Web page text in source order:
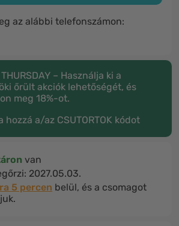
az alábbi telefonszámon:
THURSDAY – Használja ki a
őrült akciók lehetőségét, és
meg 18%-ot.
hozzá a/az CSUTORTOK kódot
van
2027.05.03.
5 percen belül, és a csomagot